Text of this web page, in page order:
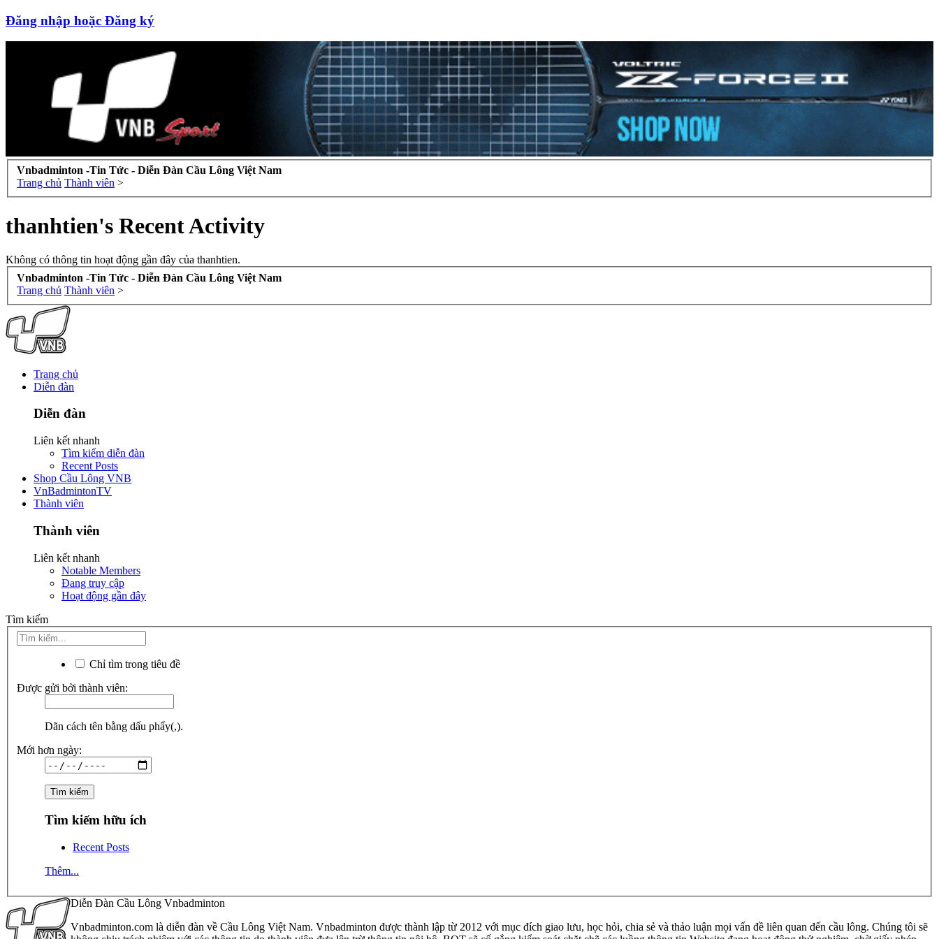
Đăng nhập hoặc Đăng ký
Vnbadminton -Tin Tức - Diễn Đàn Cầu Lông Việt Nam
Trang chủ Thành viên >
thanhtien's Recent Activity
Không có thông tin hoạt động gần đây của thanhtien.
Vnbadminton -Tin Tức - Diễn Đàn Cầu Lông Việt Nam
Trang chủ Thành viên >
Trang chủ
Diễn đàn
Diễn đàn
Liên kết nhanh
Tìm kiếm diễn đàn
Recent Posts
Shop Cầu Lông VNB
VnBadmintonTV
Thành viên
Thành viên
Liên kết nhanh
Notable Members
Đang truy cập
Hoạt động gần đây
Tìm kiếm
Chỉ tìm trong tiêu đề
Được gửi bởi thành viên:
Dãn cách tên bằng dấu phẩy(,).
Mới hơn ngày:
Tìm kiếm hữu ích
Recent Posts
Thêm...
Diễn Đàn Cầu Lông Vnbadminton
Vnbadminton.com là diễn đàn về Cầu Lông Việt Nam. Vnbadminton được thành lập từ 2012 với mục đích giao lưu, học hỏi, chia sẻ và thảo luận mọi vấn đề liên quan đến cầu lông. Chúng tôi sẽ